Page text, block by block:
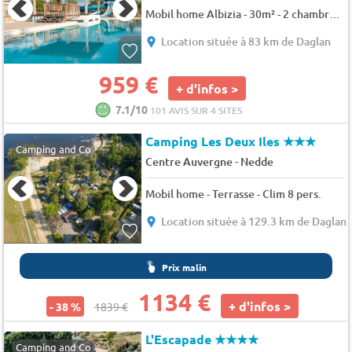
Mobil home Albizia - 30m² - 2 chambres 5 pers.
Location située à 83 km de Daglan
959 € + d'infos >
7.1/10 101 AVIS SUR 4 SITES
Camping and Co Camping Les Deux Iles★★★
Centre Auvergne- Nedde
Mobil home - Terrasse - Clim 8 pers.
Location située à 129.3 km de Daglan
Prix malin
- 38 % 1839 € 1134 € + d'infos >
Camping and Co L'Escapade★★★★